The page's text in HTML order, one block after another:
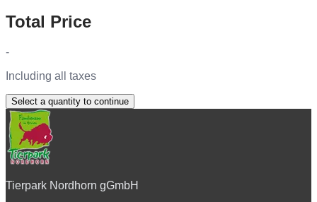
Total Price
-
Including all taxes
Select a quantity to continue
Tierpark Nordhorn gGmbH